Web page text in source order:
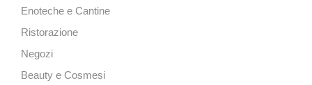
Enoteche e Cantine
Ristorazione
Negozi
Beauty e Cosmesi